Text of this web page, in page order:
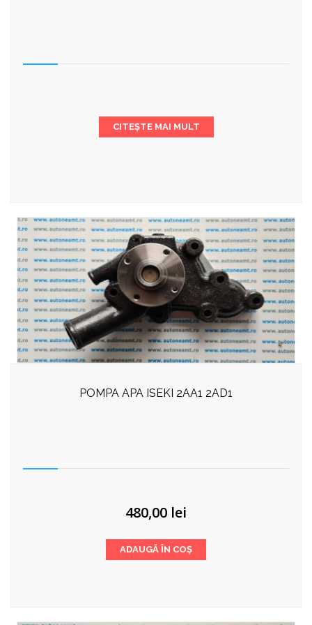
CITEȘTE MAI MULT
POMPA APA ISEKI 2AA1 2AD1
480,00 lei
ADAUGĂ ÎN COȘ